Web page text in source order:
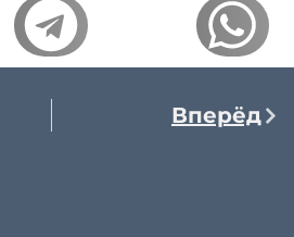
Вперёд